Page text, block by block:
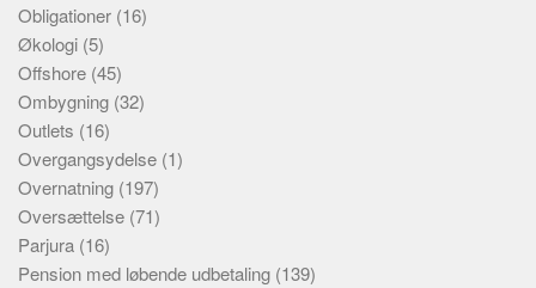
Obligationer (16)
Økologi (5)
Offshore (45)
Ombygning (32)
Outlets (16)
Overgangsydelse (1)
Overnatning (197)
Oversættelse (71)
Parjura (16)
Pension med løbende udbetaling (139)